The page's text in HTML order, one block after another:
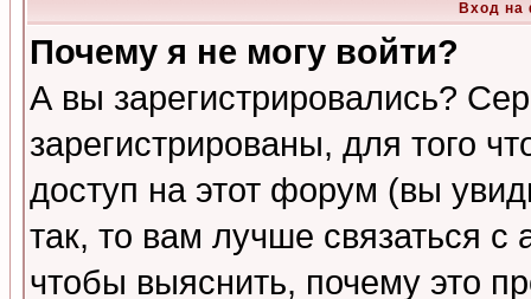
Вход на
Почему я не могу войти?
А вы зарегистрировались?
зарегистрированы, для того
доступ на этот форум (вы
так, то вам лучше связаться
чтобы выяснить, почему это